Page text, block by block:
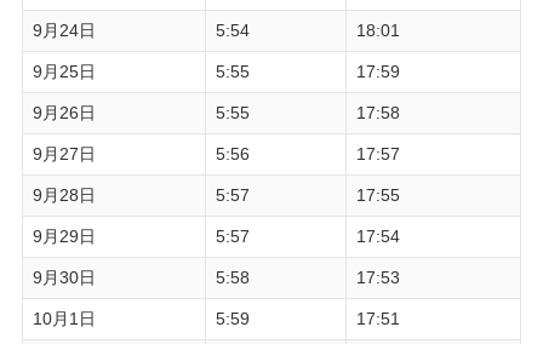
9月24日 5:54 18:01
9月25日 5:55 17:59
9月26日 5:55 17:58
9月27日 5:56 17:57
9月28日 5:57 17:55
9月29日 5:57 17:54
9月30日 5:58 17:53
10月1日 5:59 17:51